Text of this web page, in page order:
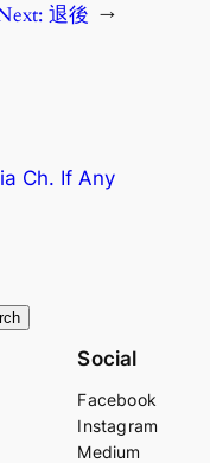
退後 →
Ch. If Any
Social
Facebook
Instagram
Medium